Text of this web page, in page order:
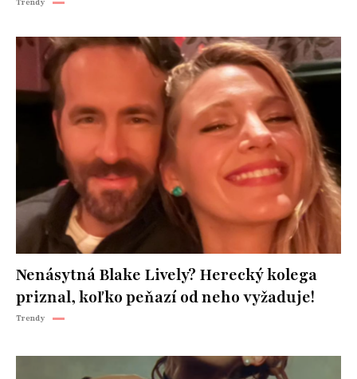
Nenásytná Blake Lively? Herecký kolega
priznal, koľko peňazí od neho vyžaduje!
Trendy